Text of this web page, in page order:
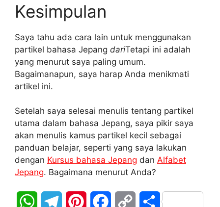
Kesimpulan
Saya tahu ada cara lain untuk menggunakan
partikel bahasa Jepang dariTetapi ini adalah
yang menurut saya paling umum.
Bagaimanapun, saya harap Anda menikmati
artikel ini.
Setelah saya selesai menulis tentang partikel
utama dalam bahasa Jepang, saya pikir saya
akan menulis kamus partikel kecil sebagai
panduan belajar, seperti yang saya lakukan
dengan Kursus bahasa Jepang dan Alfabet
Jepang. Bagaimana menurut Anda?
W S